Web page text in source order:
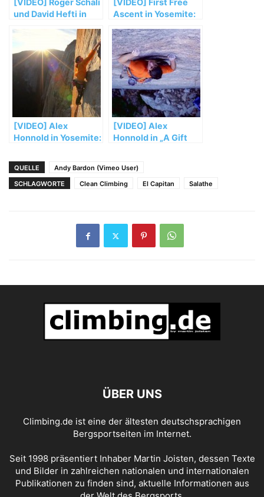
[VIDEO] Roger Schäli
und David Hefti in
(5.13a) am El Capitan
[VIDEO] First Free
Ascent in Yosemite:
[VIDEO] Alex
Honnold in Yosemite:
Challenge
[VIDEO] Alex
Honnold in „A Gift
QUELLE
Andy Bardon (Vimeo User)
SCHLAGWORTE
Clean Climbing El Capitan Salathe
ÜBER UNS
Climbing.de ist eine der ältesten deutschsprachigen
Bergsportseiten im Internet.
Seit 1998 präsentiert Inhaber Martin Joisten, dessen Texte
und Bilder in zahlreichen nationalen und internationalen
Publikationen zu finden sind, aktuelle Informationen aus